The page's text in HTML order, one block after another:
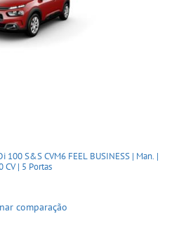
100 S&S CVM6 FEEL BUSINESS | Man. |
CV | 5 Portas
comparação